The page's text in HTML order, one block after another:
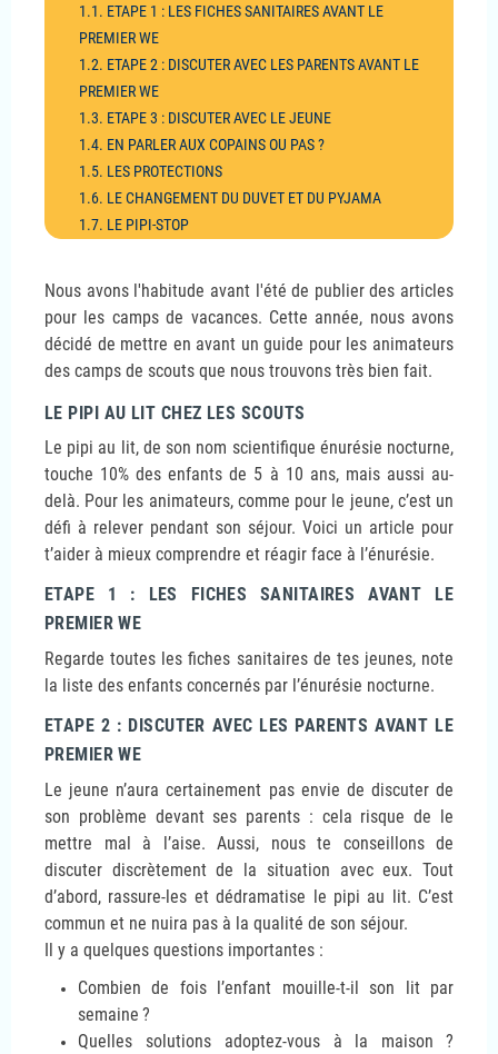
1.1. ETAPE 1 : LES FICHES SANITAIRES AVANT LE
PREMIER WE
1.2. ETAPE 2 : DISCUTER AVEC LES PARENTS AVANT LE
PREMIER WE
1.3. ETAPE 3 : DISCUTER AVEC LE JEUNE
1.4. EN PARLER AUX COPAINS OU PAS ?
1.5. LES PROTECTIONS
1.6. LE CHANGEMENT DU DUVET ET DU PYJAMA
1.7. LE PIPI-STOP
1.11. LES ACTIVITÉS À RISQUE
1.12. LONG TRAJET, COMMENT FAIRE ?
Nous avons l'habitude avant l'été de publier des articles
pour les camps de vacances. Cette année, nous avons
décidé de mettre en avant un guide pour les animateurs
des camps de scouts que nous trouvons très bien fait.
LE PIPI AU LIT CHEZ LES SCOUTS
Le pipi au lit, de son nom scientifique énurésie nocturne,
touche 10% des enfants de 5 à 10 ans, mais aussi au-
delà. Pour les animateurs, comme pour le jeune, c’est un
défi à relever pendant son séjour. Voici un article pour
t’aider à mieux comprendre et réagir face à l’énurésie.
ETAPE 1 : LES FICHES SANITAIRES AVANT LE
PREMIER WE
Regarde toutes les fiches sanitaires de tes jeunes, note
la liste des enfants concernés par l’énurésie nocturne.
ETAPE 2 : DISCUTER AVEC LES PARENTS AVANT LE
PREMIER WE
Le jeune n’aura certainement pas envie de discuter de
son problème devant ses parents : cela risque de le
mettre mal à l’aise. Aussi, nous te conseillons de
discuter discrètement de la situation avec eux. Tout
d’abord, rassure-les et dédramatise le pipi au lit. C’est
commun et ne nuira pas à la qualité de son séjour.
Il y a quelques questions importantes :
Combien de fois l’enfant mouille-t-il son lit par
semaine ?
Quelles solutions adoptez-vous à la maison
?